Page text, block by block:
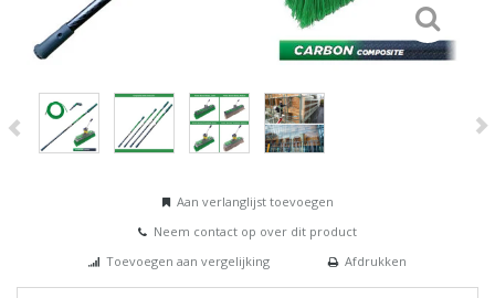
Aan verlanglijst toevoegen
Neem contact op over dit product
Toevoegen aan vergelijking
Afdrukken